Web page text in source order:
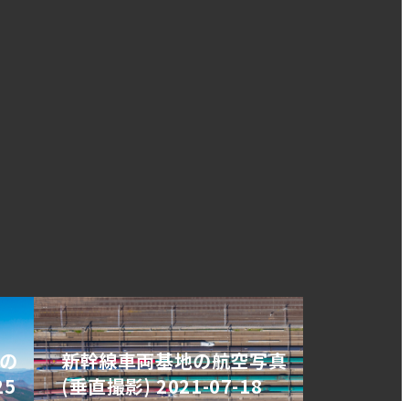
新幹線車両基地の航空写真
(垂直撮影) 2021-07-18